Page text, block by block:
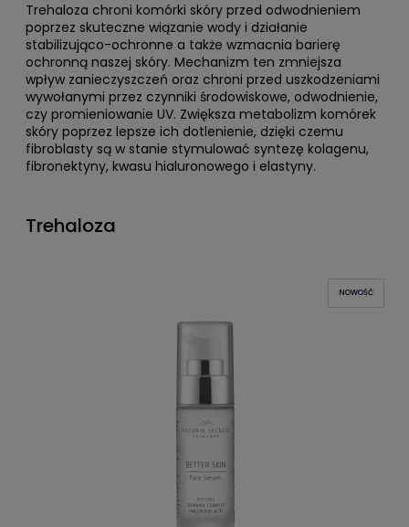
Trehaloza chroni komórki skóry przed odwodnieniem
poprzez skuteczne wiązanie wody i działanie
stabilizująco-ochronne a także wzmacnia barierę
ochronną naszej skóry. Mechanizm ten zmniejsza
wpływ zanieczyszczeń oraz chroni przed uszkodzeniami
wywołanymi przez czynniki środowiskowe, odwodnienie,
czy promieniowanie UV. Zwiększa metabolizm komórek
skóry poprzez lepsze ich dotlenienie, dzięki czemu
fibroblasty są w stanie stymulować syntezę kolagenu,
fibronektyny, kwasu hialuronowego i elastyny.
Trehaloza
NOWOŚĆ